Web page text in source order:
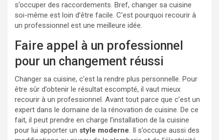
s’occuper des raccordements. Bref, changer sa cuisine
soi-même est loin d’être facile. C’est pourquoi recourir à
un professionnel est une meilleure idée.
Faire appel à un professionnel
pour un changement réussi
Changer sa cuisine, c’est la rendre plus personnelle. Pour
être sûr d’obtenir le résultat escompté, il vaut mieux
recourir à un professionnel. Avant tout parce que c’est un
expert dans le domaine de la rénovation de cuisine. De ce
fait, il peut prendre en charge l’installation de la cuisine
pour lui apporter un style moderne. Il s’occupe aussi des